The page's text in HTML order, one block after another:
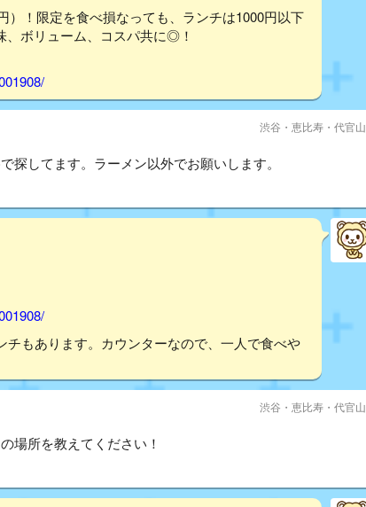
）！限定を食べ損なっても、ランチは1000円以下
、ボリューム、コスパ共に◎！
渋谷・恵比寿・代官山
探してます。ラーメン以外でお願いします。
もあります。カウンターなので、一人で食べや
渋谷・恵比寿・代官山
場所を教えてください！